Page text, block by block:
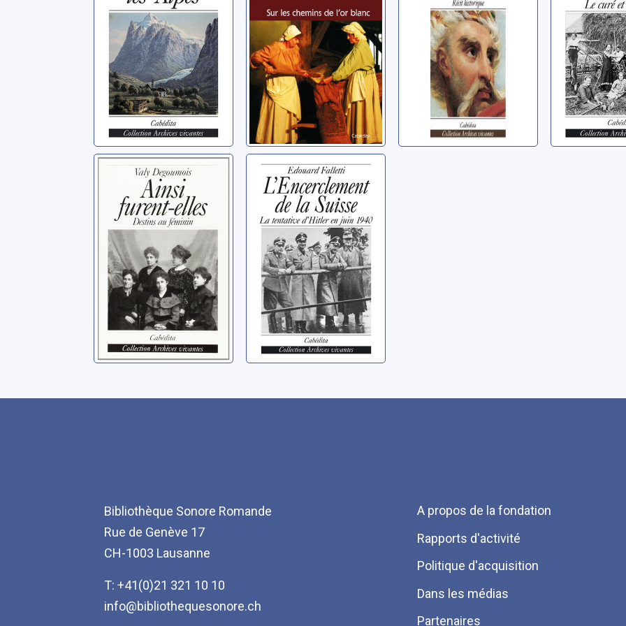
Morrell, Jemima Ruty, Lucien
curé et
Gay, Annie
Ainsi furent-
elles: destins au
féminin
Degoumois, Valy
L'encerclement
de la Suisse: la
tentative d'Hitler
en juin 1940
Falletti, Edouard
Bibliothèque Sonore Romande
Rue de Genève 17
CH-1003 Lausanne
T: +41(0)21 321 10 10
info@bibliothequesonore.ch
Menu
Pied
de
page
A propos de la fondation
Rapports d'activité
Politique d'acquisition
Dans les médias
Partenaires